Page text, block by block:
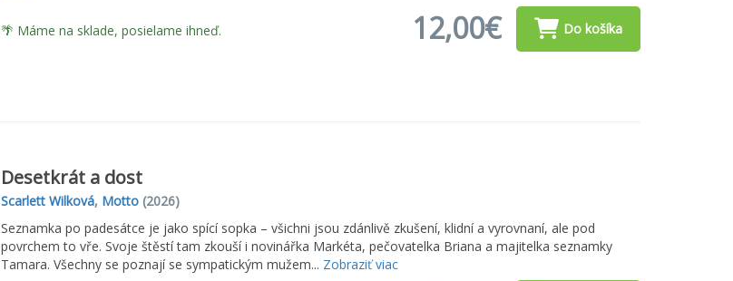
🌴 Máme na sklade, posielame ihneď. 12,00€ Do košíka
Desetkrát a dost
Scarlett Wilková, Motto(2026)
Seznamka po padesátce je jako spící sopka – všichni jsou zdánlivě zkušení, klidní a vyrovnaní, ale pod
povrchem to vře. Svoje štěstí tam zkouší i novinářka Markéta, pečovatelka Briana a majitelka seznamky
Tamara. Všechny se poznají se sympatickým mužem... Zobraziť viac